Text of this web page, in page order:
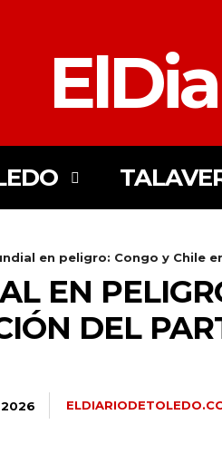
en peligro: Congo y Chile
EN
DEL
2026